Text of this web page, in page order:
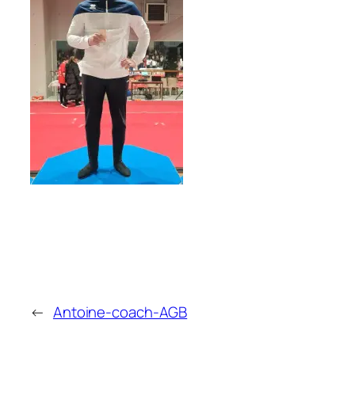
← Antoine-coach-AGB